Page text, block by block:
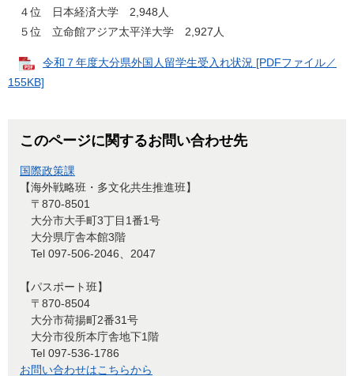
４位 日本経済大学 2,948人
５位 立命館アジア太平洋大学 2,927人
令和７年度大分県外国人留学生受入れ状況 [PDFファイル／
155KB]
このページに関するお問い合わせ先
国際政策課
【海外戦略班・多文化共生推進班】
〒870-8501
大分市大手町3丁目1番1号
大分県庁舎本館3階
Tel 097-506-2046、2047
【パスポート班】
〒870-8504
大分市荷揚町2番31号
大分市役所本庁舎地下1階
Tel 097-536-1786
お問い合わせはこちらから